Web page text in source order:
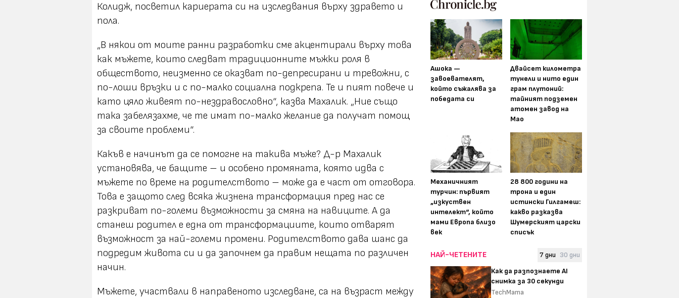
Колидж, посветил кариерата си на изследвания върху здравето и
пола.
„В някои от моите ранни разработки сме акцентирали върху това
как мъжете, които следват традиционните мъжки роля в
обществото, неизменно се оказват по-депресирани и тревожни, с
по-лоши връзки и с по-малко социална подкрепа. Те и пият повече и
като цяло живеят по-нездравословно“, казва Махалик. „Ние също
така забелязахме, че те имат по-малко желание да получат помощ
за своите проблеми“.
Какъв е начинът да се помогне на такива мъже? Д-р Махалик
установява, че бащите – и особено промяната, която идва с
мъжете по време на родителството – може да е част от отговора.
Това е защото след всяка жизнена трансформация пред нас се
разкриват по-големи възможности за смяна на навиците. А да
станеш родител е една от трансформациите, които отварят
възможност за най-големи промени. Родителството дава шанс да
подредим живота си и да започнем да правим нещата по различен
начин.
Мъжете, участвали в направеното изследване, са на възраст между
Ашока —
завоевателят,
който съжалява за
победата си
Двайсет километра
тунели и нито един
грам плутоний:
тайният подземен
атомен завод на
Мао
Механичният
турчин: първият
„изкуствен
интелект“, който
мами Европа близо
век
28 800 години на
трона и един
истински Гилгамеш:
какво разказва
Шумерският царски
списък
НАЙ-ЧЕТЕНИТЕ 7 дни 30 дни
Как да разпознаете AI
снимка за 30 секунди
TechMama